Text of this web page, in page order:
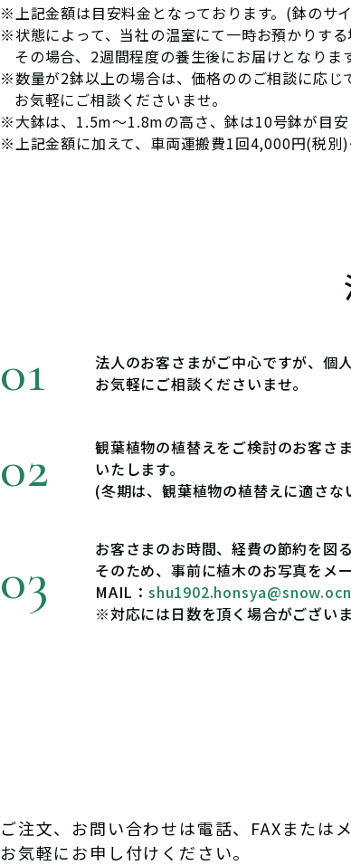
※上記金額は目安料金となっております。(鉢のサ
※状態によって、当社の温室にて一時お預かりする
その場合、2週間程度の養生後にお届けとなり
※数量が2鉢以上の場合は、価格ののご相談に応じ
お気軽にご相談くださいませ。
※大鉢は、1.5m～1.8mの高さ、鉢は10号鉢が目安
※上記金額に加えて、車両運搬費1回4,000円(税別
法人のお客さまがご中心ですが、個
お気軽にご相談くださいませ。
観葉植物の植替えをご検討のお客さ
いたします。
(冬期は、観葉植物の植替えに適さな
お客さまのお時間、経費の節約を図
そのため、事前に植木のお写真をメ
MAIL：
※対応には日数を頂く場合がござい
ご注文、お問い合わせは電話、FAXまたは
お気軽にお申し付けください。